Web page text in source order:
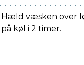
Hæld væsken over
på køl i 2 timer.